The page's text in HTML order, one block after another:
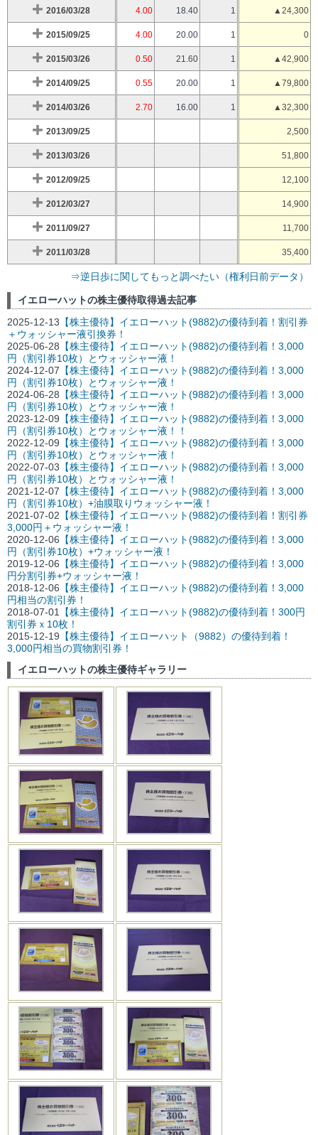
2016/03/28 4.00 18.40 1 ▲24,300
2015/09/25 4.00 20.00 1 0
2015/03/26 0.50 21.60 1 ▲42,900
2014/09/25 0.55 20.00 1 ▲79,800
2014/03/26 2.70 16.00 1 ▲32,300
2013/09/25 2,500
2013/03/26 51,800
2012/09/25 12,100
2012/03/27 14,900
2011/09/27 11,700
2011/03/28 35,400
⇒逆日歩に関してもっと調べたい（権利日前データ）
イエローハットの株主優待取得過去記事
2025-12-13 【株主優待】イエローハット(9882)の優待到着！割引券
＋ウォッシャー液引換券！
2025-06-28 【株主優待】イエローハット(9882)の優待到着！3,000
円（割引券10枚）とウォッシャー液！
2024-12-07 【株主優待】イエローハット(9882)の優待到着！3,000
円（割引券10枚）とウォッシャー液！
2024-06-28 【株主優待】イエローハット(9882)の優待到着！3,000
円（割引券10枚）とウォッシャー液！
2023-12-09 【株主優待】イエローハット(9882)の優待到着！3,000
円（割引券10枚）とウォッシャー液！！
2022-12-09 【株主優待】イエローハット(9882)の優待到着！3,000
円（割引券10枚）とウォッシャー液！
2022-07-03 【株主優待】イエローハット(9882)の優待到着！3,000
円（割引券10枚）とウォッシャー液！
2021-12-07 【株主優待】イエローハット(9882)の優待到着！3,000
円（割引券10枚）+油膜取りウォッシャー液！
2021-07-02 【株主優待】イエローハット(9882)の優待到着！割引券
3,000円＋ウォッシャー液！
2020-12-06 【株主優待】イエローハット(9882)の優待到着！3,000
円（割引券10枚）+ウォッシャー液！
2019-12-06 【株主優待】イエローハット(9882)の優待到着！3,000
円分割引券+ウォッシャー液！
2018-12-06 【株主優待】イエローハット(9882)の優待到着！3,000
円相当の割引券！
2018-07-01
【株主優待】イエローハット(9882)の優待到着！300円
割引券ｘ10枚！
2015-12-19 【株主優待】イエローハット（9882）の優待到着！
3,000円相当の買物割引券！
イエローハットの株主優待ギャラリー